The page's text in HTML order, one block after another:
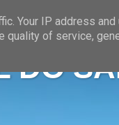
DO
Your IP address and
quality of service,